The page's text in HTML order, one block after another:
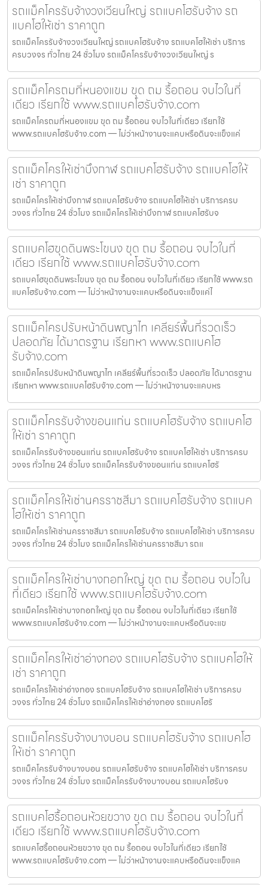
รถแม็คโครรับจ้างวงเวียนใหญ่ รถแบคโฮรับจ้าง รถ
แบคโฮให้เช่า ราคาถูก
รถแม็คโครรับจ้างวงเวียนใหญ่ รถแบคโฮรับจ้าง รถแบคโฮให้เช่า บริการ
ครบวงจร ทั่วไทย 24 ชั่วโมง รถแม็คโครรับจ้างวงเวียนใหญ่ ร
รถแม็คโครถมที่หนองแขม ขุด ถม รื้อถอน จบไวในที่
เดียว เรียกใช้ www.รถแบคโฮรับจ้าง.com
รถแม็คโครถมที่หนองแขม ขุด ถม รื้อถอน จบไวในที่เดียว เรียกใช้
www.รถแบคโฮรับจ้าง.com — ไม่ว่าหน้างานจะแคบหรือดินจะแข็งแค่
รถแม็คโครให้เช่าบึงกาฬ รถแบคโฮรับจ้าง รถแบคโฮให้
เช่า ราคาถูก
รถแม็คโครให้เช่าบึงกาฬ รถแบคโฮรับจ้าง รถแบคโฮให้เช่า บริการครบ
วงจร ทั่วไทย 24 ชั่วโมง รถแม็คโครให้เช่าบึงกาฬ รถแบคโฮรับจ
รถแบคโฮขุดดินพระโขนง ขุด ถม รื้อถอน จบไวในที่
เดียว เรียกใช้ www.รถแบคโฮรับจ้าง.com
รถแบคโฮขุดดินพระโขนง ขุด ถม รื้อถอน จบไวในที่เดียว เรียกใช้ www.รถ
แบคโฮรับจ้าง.com — ไม่ว่าหน้างานจะแคบหรือดินจะแข็งแค่ไ
รถแม็คโครปรับหน้าดินพญาไท เคลียร์พื้นที่รวดเร็ว
ปลอดภัย ได้มาตรฐาน เรียกหา www.รถแบคโฮ
รับจ้าง.com
รถแม็คโครปรับหน้าดินพญาไท เคลียร์พื้นที่รวดเร็ว ปลอดภัย ได้มาตรฐาน
เรียกหา www.รถแบคโฮรับจ้าง.com — ไม่ว่าหน้างานจะแคบหร
รถแม็คโครรับจ้างขอนแก่น รถแบคโฮรับจ้าง รถแบคโฮ
ให้เช่า ราคาถูก
รถแม็คโครรับจ้างขอนแก่น รถแบคโฮรับจ้าง รถแบคโฮให้เช่า บริการครบ
วงจร ทั่วไทย 24 ชั่วโมง รถแม็คโครรับจ้างขอนแก่น รถแบคโฮรั
รถแม็คโครให้เช่านครราชสีมา รถแบคโฮรับจ้าง รถแบค
โฮให้เช่า ราคาถูก
รถแม็คโครให้เช่านครราชสีมา รถแบคโฮรับจ้าง รถแบคโฮให้เช่า บริการครบ
วงจร ทั่วไทย 24 ชั่วโมง รถแม็คโครให้เช่านครราชสีมา รถแ
รถแม็คโครให้เช่าบางกอกใหญ่ ขุด ถม รื้อถอน จบไวใน
ที่เดียว เรียกใช้ www.รถแบคโฮรับจ้าง.com
รถแม็คโครให้เช่าบางกอกใหญ่ ขุด ถม รื้อถอน จบไวในที่เดียว เรียกใช้
www.รถแบคโฮรับจ้าง.com — ไม่ว่าหน้างานจะแคบหรือดินจะแข
รถแม็คโครให้เช่าอ่างทอง รถแบคโฮรับจ้าง รถแบคโฮให้
เช่า ราคาถูก
รถแม็คโครให้เช่าอ่างทอง รถแบคโฮรับจ้าง รถแบคโฮให้เช่า บริการครบ
วงจร ทั่วไทย 24 ชั่วโมง รถแม็คโครให้เช่าอ่างทอง รถแบคโฮรั
รถแม็คโครรับจ้างบางบอน รถแบคโฮรับจ้าง รถแบคโฮ
ให้เช่า ราคาถูก
รถแม็คโครรับจ้างบางบอน รถแบคโฮรับจ้าง รถแบคโฮให้เช่า บริการครบ
วงจร ทั่วไทย 24 ชั่วโมง รถแม็คโครรับจ้างบางบอน รถแบคโฮรับจ
รถแบคโฮรื้อถอนห้วยขวาง ขุด ถม รื้อถอน จบไวในที่
เดียว เรียกใช้ www.รถแบคโฮรับจ้าง.com
รถแบคโฮรื้อถอนห้วยขวาง ขุด ถม รื้อถอน จบไวในที่เดียว เรียกใช้
www.รถแบคโฮรับจ้าง.com — ไม่ว่าหน้างานจะแคบหรือดินจะแข็งแค